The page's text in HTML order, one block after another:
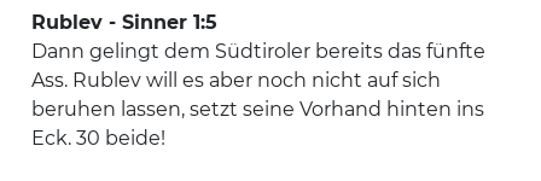
Rublev - Sinner 1:5
Dann gelingt dem Südtiroler bereits das fünfte
Ass. Rublev will es aber noch nicht auf sich
beruhen lassen, setzt seine Vorhand hinten ins
Eck. 30 beide!